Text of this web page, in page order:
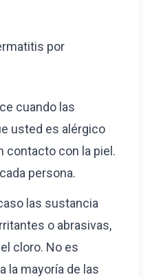
por
cuando las
usted es alérgico
contacto con la piel.
persona.
las sustancia
o abrasivas,
cloro. No es
la mayoría de las